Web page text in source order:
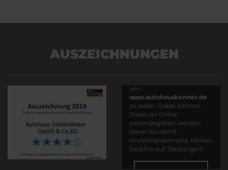
AUSZEICHNUNGEN
von
apps.autohauskenner.de
zu laden. Dabei können
Daten an Dritte
weitergegeben werden.
Wenn Sie damit
einverstanden sind, klicken
Sie bitte auf "Bestätigen".